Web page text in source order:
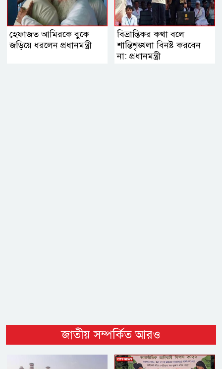
হেফাজত আমিরকে বুকে
জড়িয়ে ধরলেন প্রধানমন্ত্রী
বিভ্রান্তিকর কথা বলে
শান্তিশৃঙ্খলা বিনষ্ট করবেন
না: প্রধানমন্ত্রী
জাতীয় সম্পর্কিত আরও